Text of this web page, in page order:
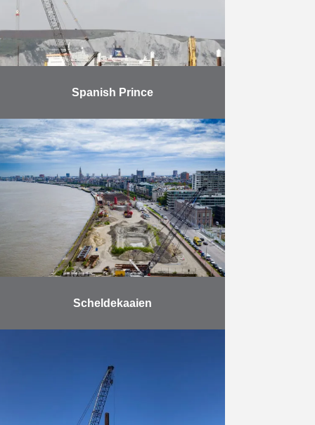
Meer
Spanish Prince
De haven van Dover gaf Herbosch-
Kiere de opdracht voor het bergen
en deels verwijderen van het
blokschip “Spanish Prince”, een ex-
cargoschip dat tot zinken werd …
Meer
Scheldekaaien
Scheldekaaien heraanleggen. Over
een lengte van maar liefst zeven
kilometer worden de kaaien onder
handen …